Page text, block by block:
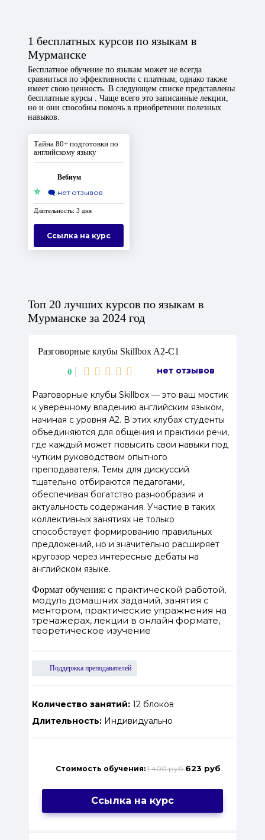
1 бесплатных курсов по языкам в
Мурманске
Бесплатное обучение по языкам может не всегда
сравниться по эффективности с платным, однако также
имеет свою ценность. В следующем списке представлены
бесплатные курсы . Чаще всего это записанные лекции,
но и они способны помочь в приобретении полезных
навыков.
Тайна 80+ подготовки по
английскому языку
Вебиум
⭐ 🗨️ нет отзывов
Длительность: 3 дня
Ссылка на курс
Топ 20 лучших курсов по языкам в
Мурманске за 2024 год
Разговорные клубы Skillbox A2-C1
0 нет отзывов
Разговорные клубы Skillbox — это ваш мостик
к уверенному владению английским языком,
начиная с уровня А2. В этих клубах студенты
объединяются для общения и практики речи,
где каждый может повысить свои навыки под
чутким руководством опытного
преподавателя. Темы для дискуссий
тщательно отбираются педагогами,
обеспечивая богатство разнообразия и
актуальность содержания. Участие в таких
коллективных занятиях не только
способствует формированию правильных
предложений, но и значительно расширяет
кругозор через интересные дебаты на
английском языке.
Формат обучения: с практической работой,
модуль домашних заданий, занятия с
ментором, практические упражнения на
тренажерах, лекции в онлайн формате,
теоретическое изучение
Поддержка преподавателей
Количество занятий:12 блоков
Длительность:Индивидуально
Стоимость обучения: 1 400 руб623 руб
Ссылка на курс